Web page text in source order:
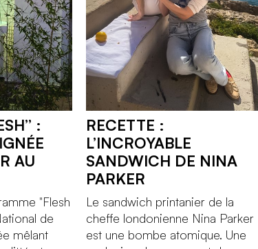
:
AU
"Flesh
de
mêlant
RECETTE :
L’INCROYABLE
SANDWICH DE NINA
PARKER
Le sandwich printanier de la
cheffe londonienne Nina Parker
est une bombe atomique. Une